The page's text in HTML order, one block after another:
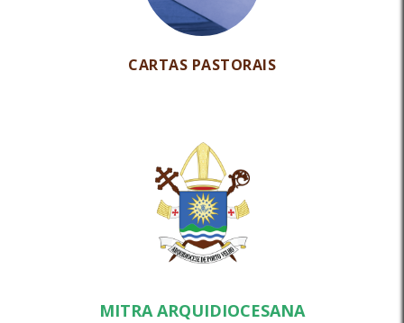
CARTAS PASTORAIS
MITRA ARQUIDIOCESANA